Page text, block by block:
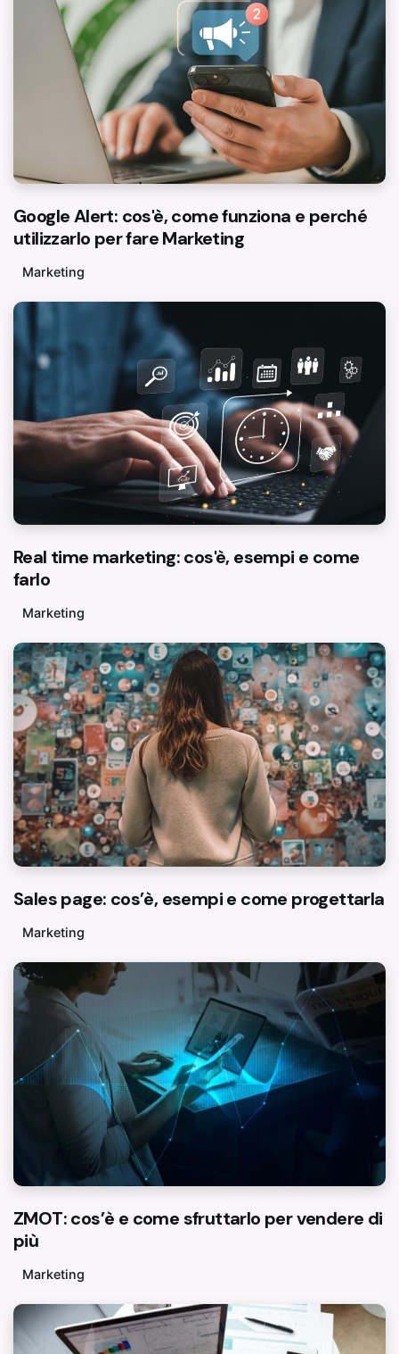
Google Alert: cos'è, come funziona e perché
utilizzarlo per fare Marketing
Marketing
Real time marketing: cos'è, esempi e come
farlo
Marketing
Sales page: cos’è, esempi e come progettarla
Marketing
ZMOT: cos’è e come sfruttarlo per vendere di
più
Marketing